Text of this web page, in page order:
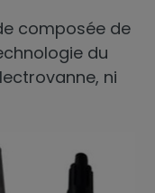
composée de
du
ni